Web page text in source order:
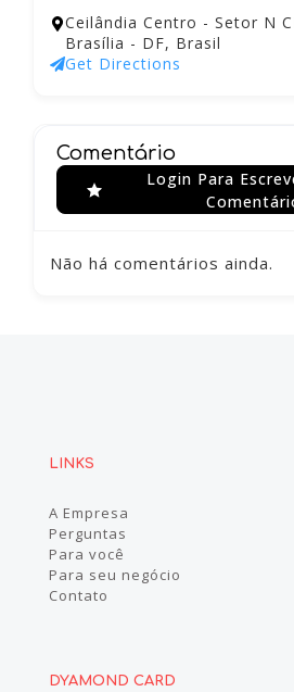
Ceilândia Centro - Setor N
Brasília - DF, Brasil
Get Directions
Comentário
Login Para
Não há comentários ainda.
LINKS
A Empresa
Perguntas
Para você
Para seu negócio
Contato
DYAMOND CARD